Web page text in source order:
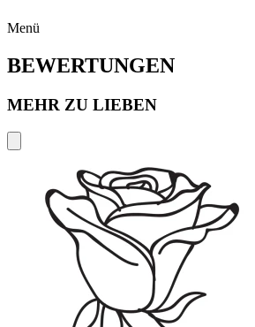
Menü
BEWERTUNGEN
MEHR ZU LIEBEN